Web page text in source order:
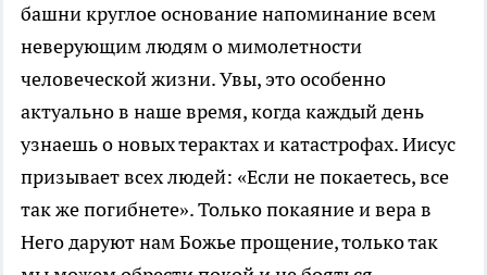
башни круглое основание напоминание всем
неверующим людям о мимолетности
человеческой жизни. Увы, это особенно
актуально в наше время, когда каждый день
узнаешь о новых терактах и катастрофах. Иисус
призывает всех людей: «Если не покаетесь, все
так же погибнете». Только покаяние и вера в
Него даруют нам Божье прощение, только так